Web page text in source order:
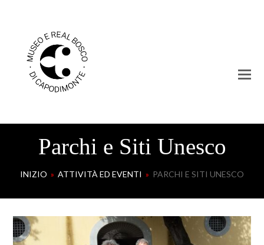
Parchi e Siti Unesco
INIZIO » ATTIVITÀ ED EVENTI » PARCHI E SITI UNESCO